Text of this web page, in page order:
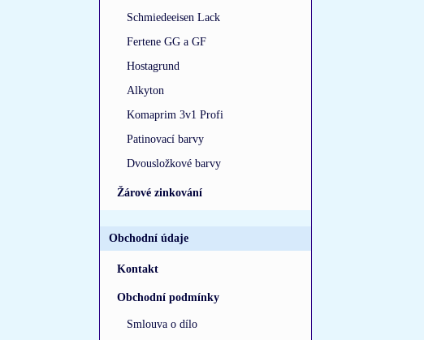
Schmiedeeisen Lack
Fertene GG a GF
Hostagrund
Alkyton
Komaprim 3v1 Profi
Patinovací barvy
Dvousložkové barvy
Žárové zinkování
Obchodní údaje
Kontakt
Obchodní podmínky
Smlouva o dílo